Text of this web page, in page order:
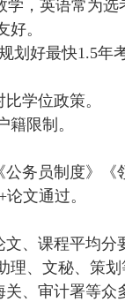
，英语常为选
。
划好最快1.5年考
学位政策。
限制。
务员制度》《
文通过。
、课程平均分
、文秘、策划
、审计署等众